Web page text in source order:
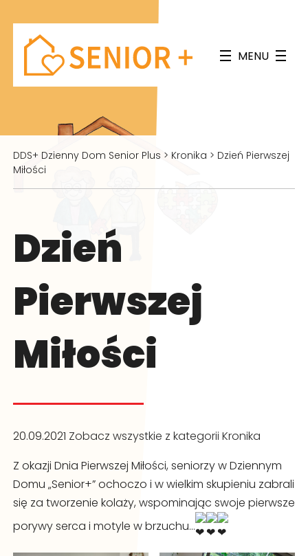
MENU
DDS+ Dzienny Dom Senior Plus > Kronika > Dzień Pierwszej
Miłości
Dzień
Pierwszej
Miłości
20.09.2021 Zobacz wszystkie z kategorii Kronika
Z okazji Dnia Pierwszej Miłości, seniorzy w Dziennym
Domu „Senior+” ochoczo i w wielkim skupieniu zabrali
się za tworzenie kolaży, wspominając swoje pierwsze
porywy serca i motyle w brzuchu…